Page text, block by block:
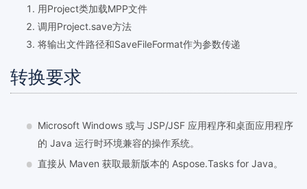
用Project类加载MPP文件
调用Project.save方法
将输出文件路径和SaveFileFormat作为参数传递
转换要求
Microsoft Windows 或与 JSP/JSF 应用程序和桌面应用程序
的 Java 运行时环境兼容的操作系统。
直接从 Maven 获取最新版本的 Aspose.Tasks for Java。